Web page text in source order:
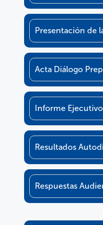
Presentación de
Acta Diálogo
Informe
Resultados
Respuestas